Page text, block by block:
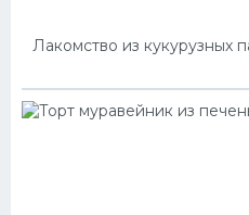
Лакомство из кукурузных